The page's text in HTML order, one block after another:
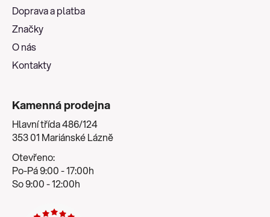
Doprava a platba
Značky
O nás
Kontakty
Kamenná prodejna
Hlavní třída 486/124
353 01 Mariánské Lázně
Otevřeno:
Po-Pá 9:00 - 17:00h
So 9:00 - 12:00h